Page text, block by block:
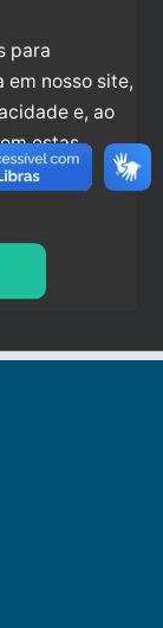
para
em nosso site,
e, ao
estas